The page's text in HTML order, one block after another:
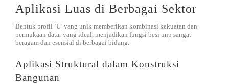
Aplikasi Luas di Berbagai Sektor
Bentuk profil ‘U’ yang unik memberikan kombinasi kekuatan dan
permukaan datar yang ideal, menjadikan fungsi besi unp sangat
beragam dan esensial di berbagai bidang.
Aplikasi Struktural dalam Konstruksi
Bangunan